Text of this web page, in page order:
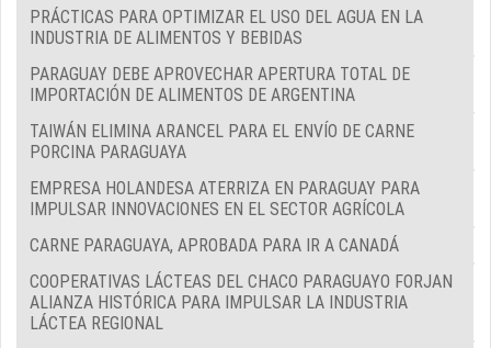
PRÁCTICAS PARA OPTIMIZAR EL USO DEL AGUA EN LA
INDUSTRIA DE ALIMENTOS Y BEBIDAS
PARAGUAY DEBE APROVECHAR APERTURA TOTAL DE
IMPORTACIÓN DE ALIMENTOS DE ARGENTINA
TAIWÁN ELIMINA ARANCEL PARA EL ENVÍO DE CARNE
PORCINA PARAGUAYA
EMPRESA HOLANDESA ATERRIZA EN PARAGUAY PARA
IMPULSAR INNOVACIONES EN EL SECTOR AGRÍCOLA
CARNE PARAGUAYA, APROBADA PARA IR A CANADÁ
COOPERATIVAS LÁCTEAS DEL CHACO PARAGUAYO FORJAN
ALIANZA HISTÓRICA PARA IMPULSAR LA INDUSTRIA
LÁCTEA REGIONAL